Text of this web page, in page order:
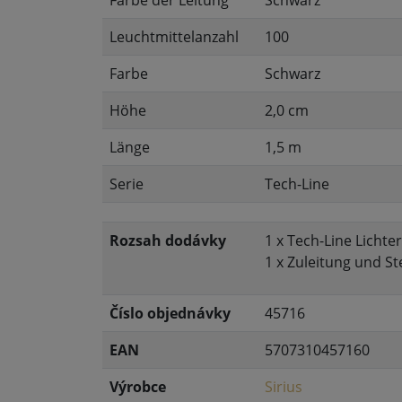
Leuchtmittelanzahl
100
Farbe
Schwarz
Höhe
2,0 cm
Länge
1,5 m
Serie
Tech-Line
Rozsah dodávky
1 x Tech-Line
1 x Zuleitung und
Číslo objednávky
45716
EAN
5707310457160
Výrobce
Sirius